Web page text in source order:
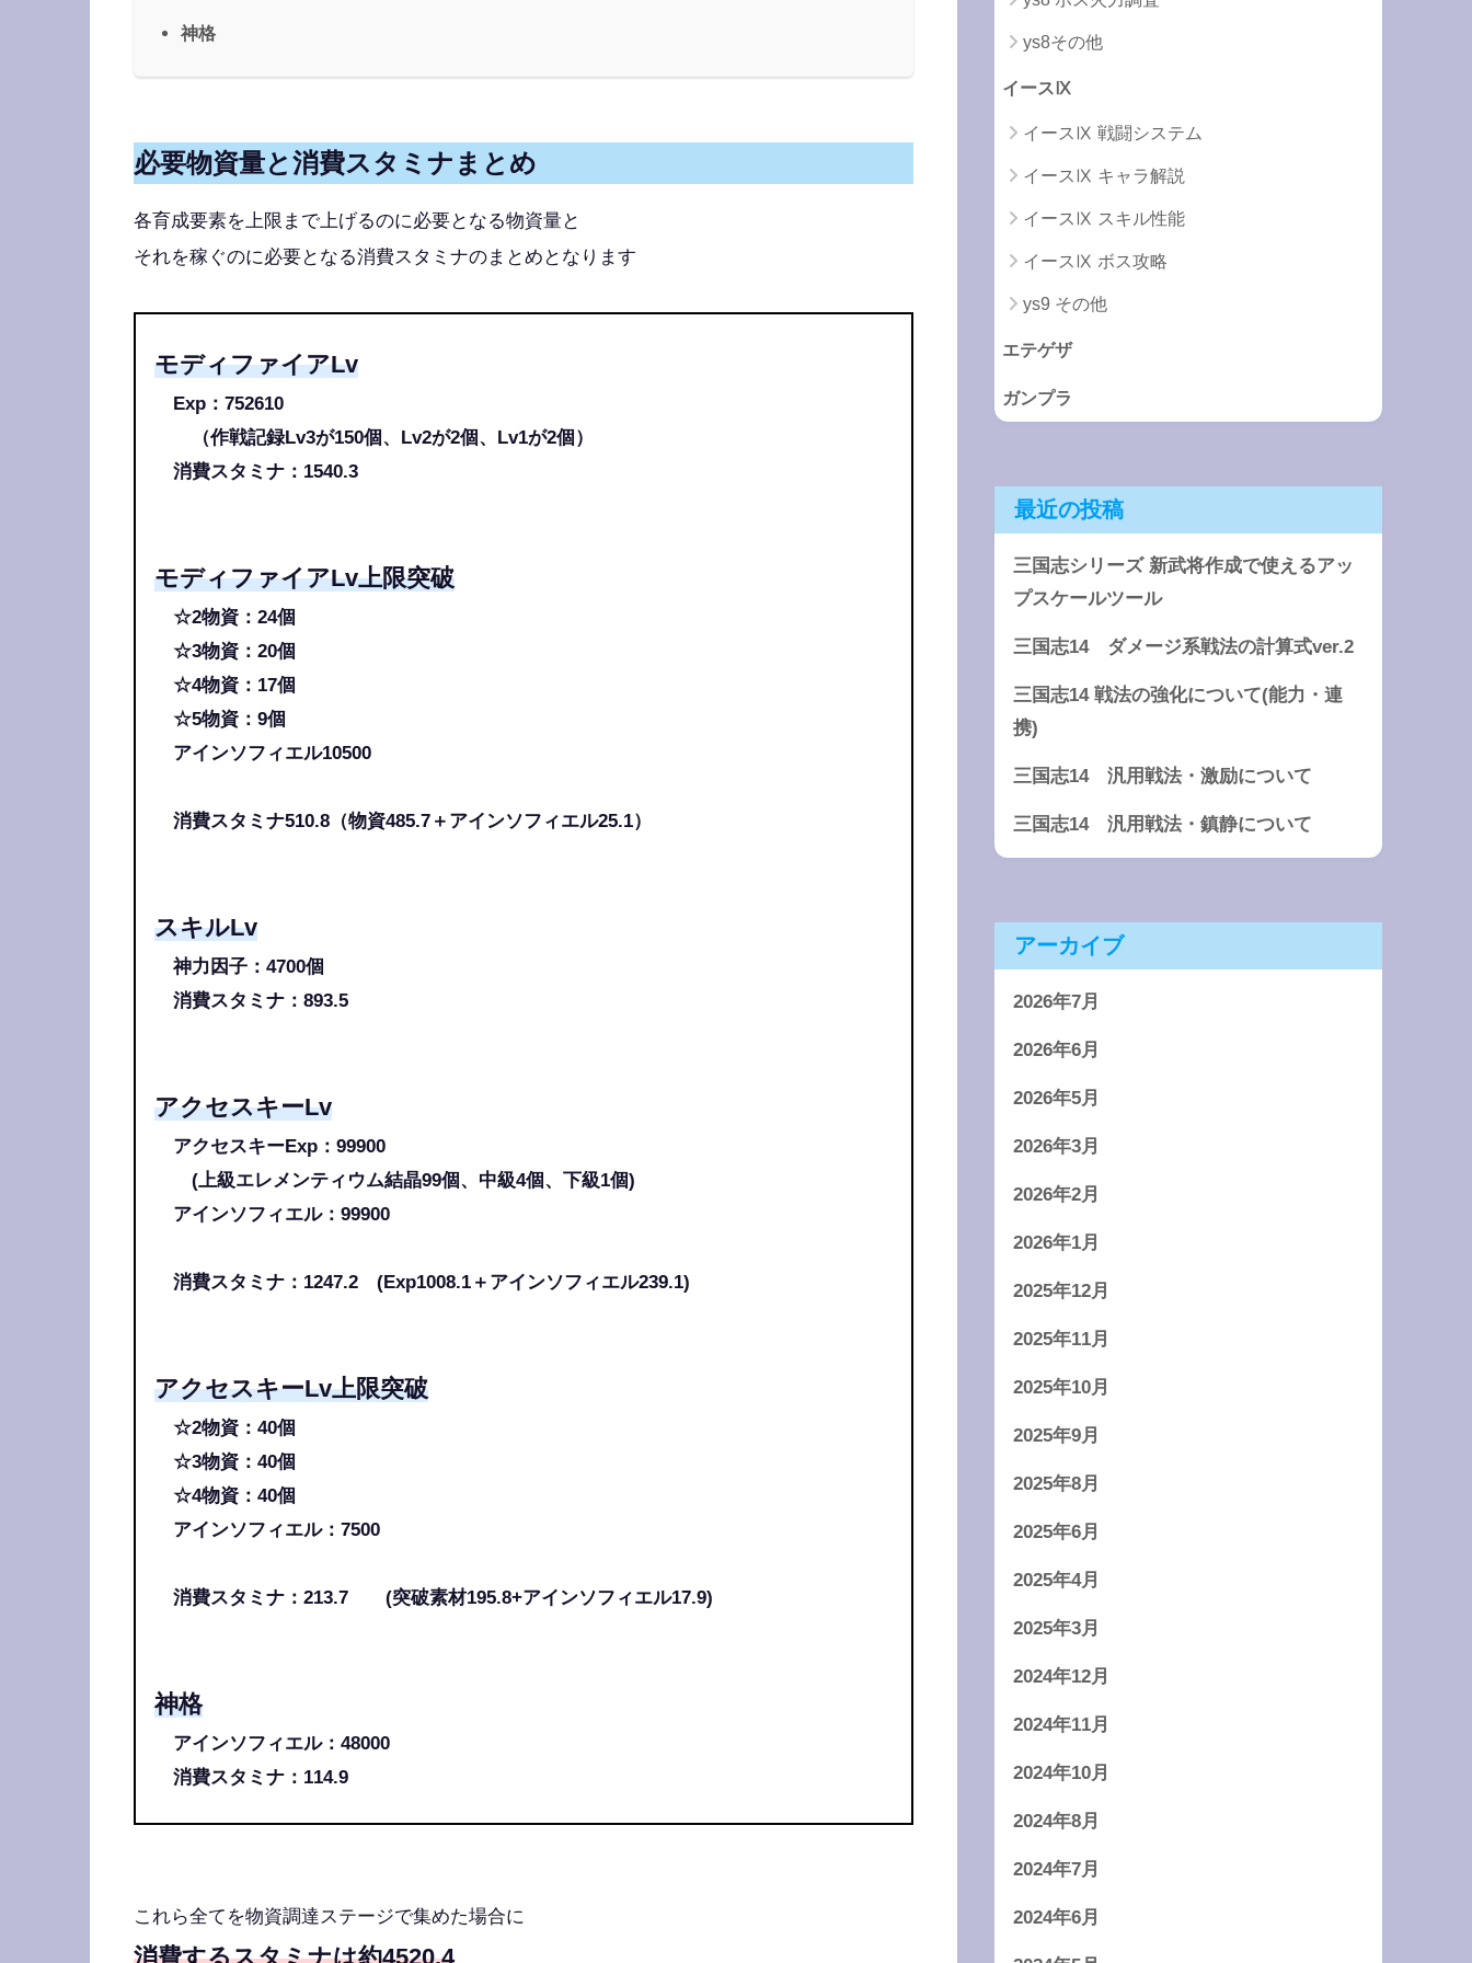
神格
必要物資量と消費スタミナまとめ
各育成要素を上限まで上げるのに必要となる物資量と
それを稼ぐのに必要となる消費スタミナのまとめとなります
モディファイアLv
Exp：752610
（作戦記録Lv3が150個、Lv2が2個、Lv1が2個）
消費スタミナ：1540.3
モディファイアLv上限突破
☆2物資：24個
☆3物資：20個
☆4物資：17個
☆5物資：9個
アインソフィエル10500
消費スタミナ510.8（物資485.7＋アインソフィエル25.1）
スキルLv
神力因子：4700個
消費スタミナ：893.5
アクセスキーLv
アクセスキーExp：99900
(上級エレメンティウム結晶99個、中級4個、下級1個)
アインソフィエル：99900
消費スタミナ：1247.2 (Exp1008.1＋アインソフィエル239.1)
アクセスキーLv上限突破
☆2物資：40個
☆3物資：40個
☆4物資：40個
アインソフィエル：7500
消費スタミナ：213.7 (突破素材195.8+アインソフィエル17.9)
神格
アインソフィエル：48000
消費スタミナ：114.9
これら全てを物資調達ステージで集めた場合に
消費するスタミナは約4520.4
ys8その他
イースⅨ
イースⅨ 戦闘システム
イースⅨ キャラ解説
イースⅨ スキル性能
イースⅨ ボス攻略
ys9 その他
エテゲザ
ガンプラ
最近の投稿
三国志シリーズ 新武将作成で使えるアッ
プスケールツール
三国志14 ダメージ系戦法の計算式ver.2
三国志14 戦法の強化について(能力・連
携)
三国志14 汎用戦法・激励について
三国志14 汎用戦法・鎮静について
アーカイブ
2026年7月
2026年6月
2026年5月
2026年3月
2026年2月
2026年1月
2025年12月
2025年11月
2025年10月
2025年9月
2025年8月
2025年6月
2025年4月
2025年3月
2024年12月
2024年11月
2024年10月
2024年8月
2024年7月
2024年6月